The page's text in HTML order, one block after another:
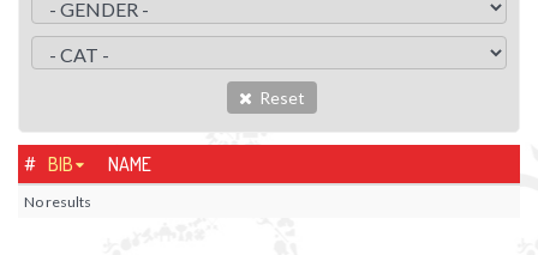
Reset
# BIB NAME
No results